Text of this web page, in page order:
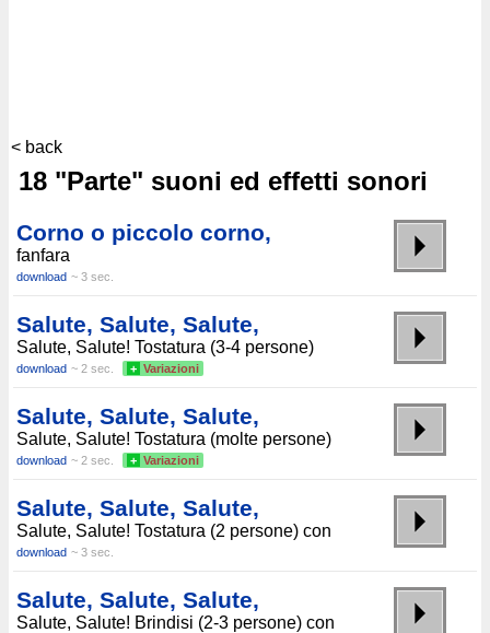
< back
18 "Parte" suoni ed effetti sonori
Corno o piccolo corno,
fanfara
download ~ 3 sec.
Salute, Salute, Salute,
Salute, Salute! Tostatura (3-4 persone)
download ~ 2 sec. + Variazioni
Salute, Salute, Salute,
Salute, Salute! Tostatura (molte persone)
download ~ 2 sec. + Variazioni
Salute, Salute, Salute,
Salute, Salute! Tostatura (2 persone) con
download ~ 3 sec.
Salute, Salute, Salute,
Salute, Salute! Brindisi (2-3 persone) con